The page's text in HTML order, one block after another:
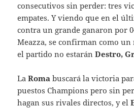
consecutivos sin perder: tres
empates. Y viendo que en el
contra un grande ganaron por
Meazza, se confirman como
el partido no estaránDestro,
LaRoma buscará la victoria
puestos Champions pero sin
hagan sus rivales directos, y el